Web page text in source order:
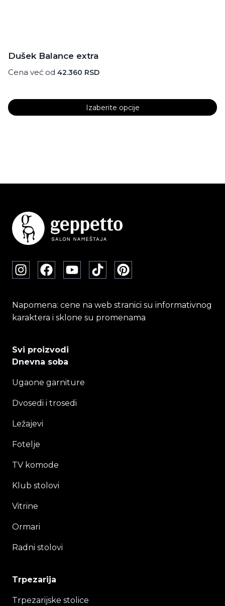
Dušek Balance extra
Cena već od 42.360 RSD
Izaberite opcije
Opcije
izabrane
na
stranici
proizvoda.
Napomena: cene na web stranici su informativnog
karaktera i sklone su promenama
Svi proizvodi
Dnevna soba
Ugaone garniture
Dvosedi i trosedi
Ležajevi
Fotelje
TV komode
Klub stolovi
Vitrine
Ormari
Radni stolovi
Trpezarija
Trpezarijske stolice